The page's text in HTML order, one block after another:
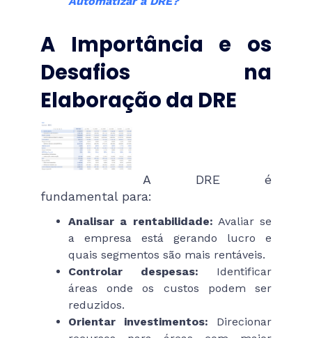
A Importância e os
Desafios na
Elaboração da DRE
A DRE é
fundamental para:
Analisar a rentabilidade: Avaliar se
a empresa está gerando lucro e
quais segmentos são mais rentáveis.
Controlar despesas: Identificar
áreas onde os custos podem ser
reduzidos.
Orientar investimentos: Direcionar